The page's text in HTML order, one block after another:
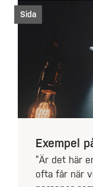
Sida
Exempel
”Är det här
ofta får när